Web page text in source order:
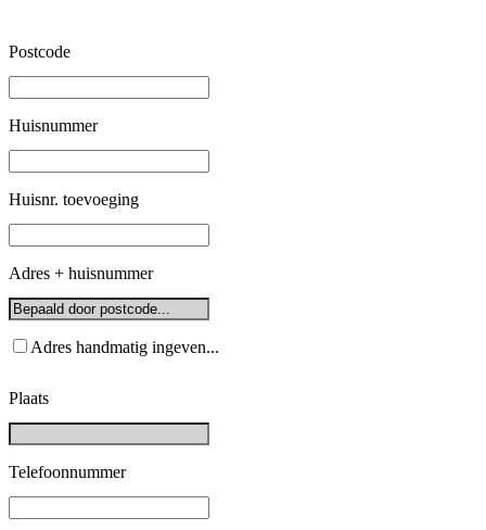
Postcode
Huisnummer
Huisnr. toevoeging
Adres + huisnummer
Adres handmatig ingeven...
Plaats
Telefoonnummer